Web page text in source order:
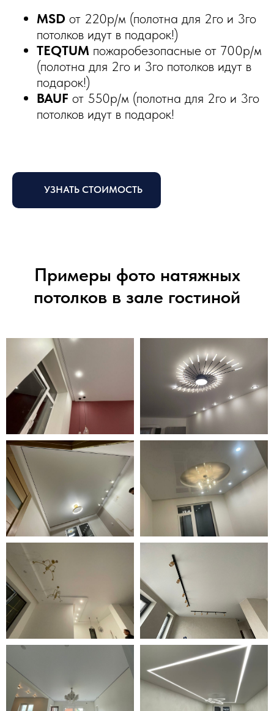
MSD от 220р/м (полотна для 2го и 3го
потолков идут в подарок!)
TEQTUM пожаробезопасные от 700р/м
(полотна для 2го и 3го потолков идут в
подарок!)
BAUF от 550р/м (полотна для 2го и 3го
потолков идут в подарок!
УЗНАТЬ СТОИМОСТЬ
Примеры фото натяжных
потолков в зале гостиной